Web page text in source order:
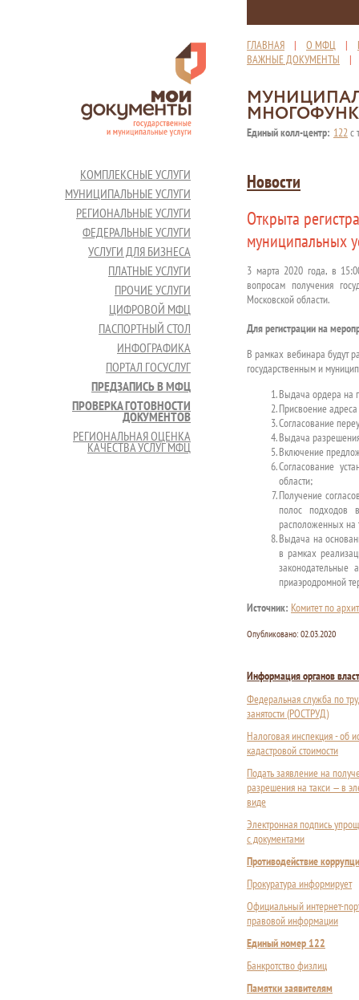
ГЛАВНАЯ | О МФЦ |
ВАЖНЫЕ ДОКУМЕНТЫ
Единый колл-центр: 122с
КОМПЛЕКСНЫЕ УСЛУГИ
МУНИЦИПАЛЬНЫЕ УСЛУГИ
РЕГИОНАЛЬНЫЕ УСЛУГИ
ФЕДЕРАЛЬНЫЕ УСЛУГИ
УСЛУГИ ДЛЯ БИЗНЕСА
ПЛАТНЫЕ УСЛУГИ
ПРОЧИЕ УСЛУГИ
ЦИФРОВОЙ МФЦ
ПАСПОРТНЫЙ СТОЛ
ИНФОГРАФИКА
ПОРТАЛ ГОСУСЛУГ
ПРЕДЗАПИСЬ В МФЦ
ПРОВЕРКА ГОТОВНОСТИ
ДОКУМЕНТОВ
РЕГИОНАЛЬНАЯ ОЦЕНКА
КАЧЕСТВА УСЛУГ МФЦ
Новости
Открыта
муниципальных
3 марта 2020 года, в
вопросам получения
Московской области.
Для регистрации на
В рамках вебинара будут
государственным и
Выдача ордера на
Присвоение
Согласование
Выдача
Включение
Согласование
области;
Получение
полос подходов
расположенных на
Выдача на
в рамках
законодательные
приаэродромной
Источник: Комитет по
Опубликовано: 02.03.2020
Информация органов
Федеральная служба по
занятости (РОСТРУД)
Налоговая инспекция - об
кадастровой стоимости
Подать заявление на
разрешения на такси — в
виде
Электронная подпись
с документами
Противодействие
Прокуратура информирует
Официальный интернет-
правовой информации
Единый номер 122
Банкротство физлиц
Памятки заявителям